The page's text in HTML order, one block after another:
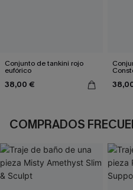
Conjunto de tankini rojo
eufórico
38,00 €
COMPRADOS